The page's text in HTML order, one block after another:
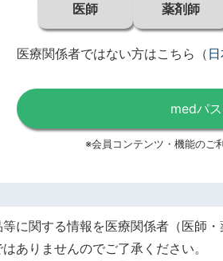
医師 薬剤師
医療関係者ではない方はこちら （
medパ
※会員コンテンツ・機能のご
に関する情報を医療関係者（医師
ありませんのでご了承ください。